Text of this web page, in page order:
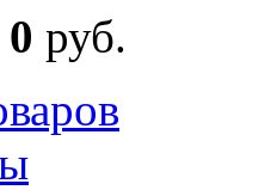
0 руб.